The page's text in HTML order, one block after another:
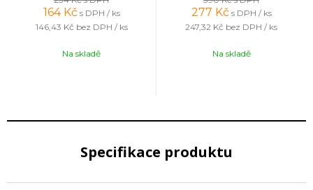
164 Kč s DPH / ks
146,43 Kč bez DPH / ks
Na skladě
277 Kč s DPH / ks
247,32 Kč bez DPH / ks
Na skladě
Specifikace produktu